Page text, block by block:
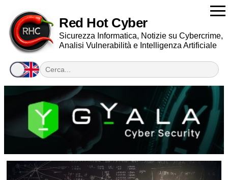
Red Hot Cyber
Sicurezza Informatica, Notizie su Cybercrime,
Analisi Vulnerabilità e Intelligenza Artificiale